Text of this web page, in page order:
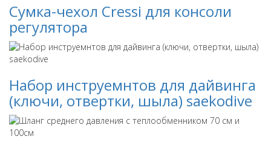
Сумка-чехол Cressi для консоли
регулятора
Набор инструемнтов для дайвинга
(ключи, отвертки, шыла) saekodive